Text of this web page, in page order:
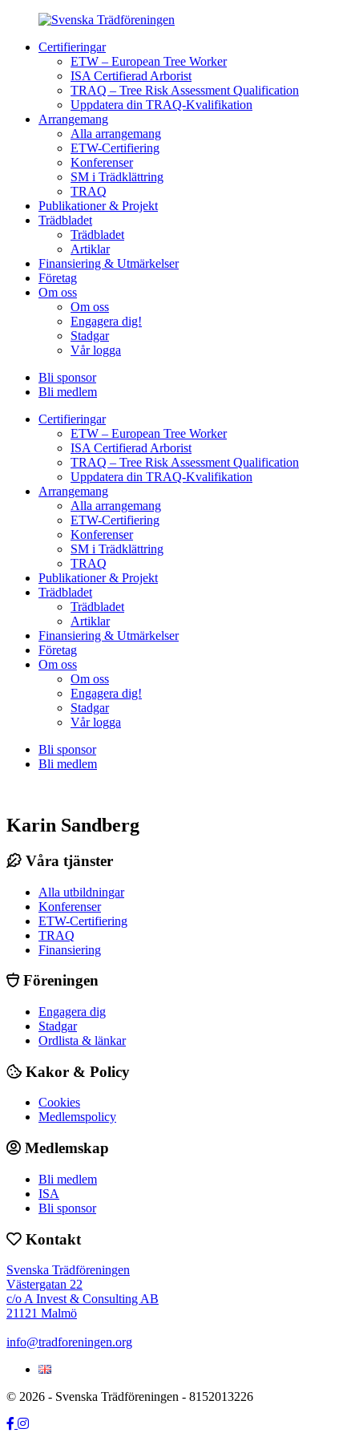
Certifieringar
ETW – European Tree Worker
ISA Certifierad Arborist
TRAQ – Tree Risk Assessment Qualification
Uppdatera din TRAQ-Kvalifikation
Arrangemang
Alla arrangemang
ETW-Certifiering
Konferenser
SM i Trädklättring
TRAQ
Publikationer & Projekt
Trädbladet
Trädbladet
Artiklar
Finansiering & Utmärkelser
Företag
Om oss
Om oss
Engagera dig!
Stadgar
Vår logga
Bli sponsor
Bli medlem
Certifieringar
ETW – European Tree Worker
ISA Certifierad Arborist
TRAQ – Tree Risk Assessment Qualification
Uppdatera din TRAQ-Kvalifikation
Arrangemang
Alla arrangemang
ETW-Certifiering
Konferenser
SM i Trädklättring
TRAQ
Publikationer & Projekt
Trädbladet
Trädbladet
Artiklar
Finansiering & Utmärkelser
Företag
Om oss
Om oss
Engagera dig!
Stadgar
Vår logga
Bli sponsor
Bli medlem
Karin Sandberg
Våra tjänster
Alla utbildningar
Konferenser
ETW-Certifiering
TRAQ
Finansiering
Föreningen
Engagera dig
Stadgar
Ordlista & länkar
Kakor & Policy
Cookies
Medlemspolicy
Medlemskap
Bli medlem
ISA
Bli sponsor
Kontakt
Svenska Trädföreningen
Västergatan 22
c/o A Invest & Consulting AB
21121 Malmö
info@tradforeningen.org
© 2026 - Svenska Trädföreningen - 8152013226